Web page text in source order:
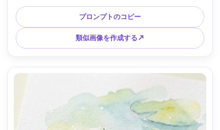
良い冬の雰囲気、コールドプレステクスチャ、85mmレン
ズ、浅い被写界深度、柔らかい映画のような照明 --ar 4:5
プロンプトのコピー
類似画像を作成する↗